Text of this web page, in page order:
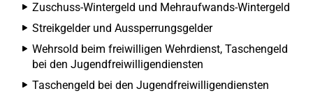
Zuschuss-Wintergeld und Mehraufwands-Wintergeld
Streikgelder und Aussperrungsgelder
Wehrsold beim freiwilligen Wehrdienst, Taschengeld
bei den Jugendfreiwilligendiensten
Taschengeld bei den Jugendfreiwilligendiensten